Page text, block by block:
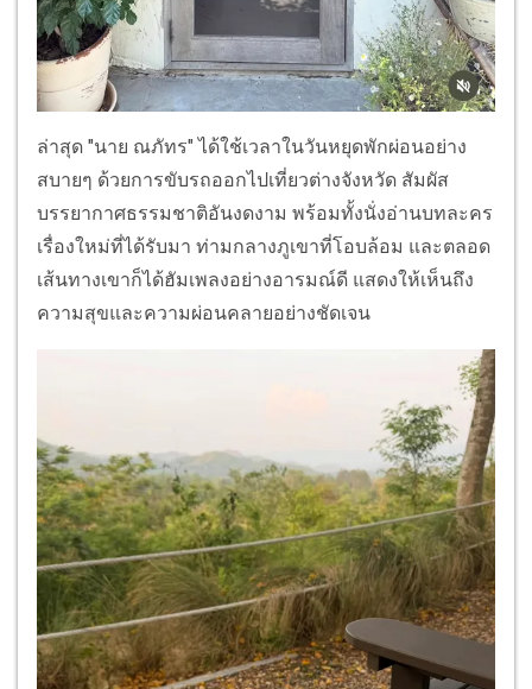
ล่าสุด "นาย ณภัทร" ได้ใช้เวลาในวันหยุดพักผ่อนอย่าง
สบายๆ ด้วยการขับรถออกไปเที่ยวต่างจังหวัด สัมผัส
บรรยากาศธรรมชาติอันงดงาม พร้อมทั้งนั่งอ่านบทละคร
เรื่องใหม่ที่ได้รับมา ท่ามกลางภูเขาที่โอบล้อม และตลอด
เส้นทางเขาก็ได้ฮัมเพลงอย่างอารมณ์ดี แสดงให้เห็นถึง
ความสุขและความผ่อนคลายอย่างชัดเจน